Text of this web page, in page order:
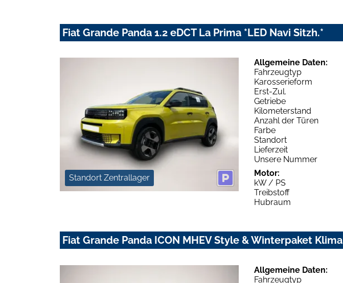
Fiat Grande Panda 1.2 eDCT La Prima *LED Navi Sitzh.*
Standort Zentrallager
Allgemeine Daten:
Fahrzeugtyp
Karosserieform
Erst-Zul.
Getriebe
Kilometerstand
Anzahl der Türen
Farbe
Standort
Lieferzeit
Unsere Nummer
Motor:
kW / PS
Treibstoff
Hubraum
Fiat Grande Panda ICON MHEV Style & Winterpaket Klima
Allgemeine Daten:
Fahrzeugtyp